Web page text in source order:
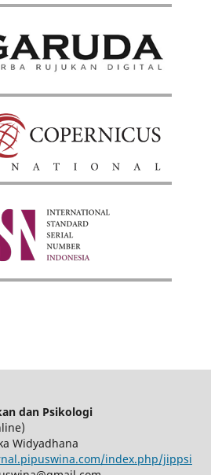
dan Psikologi
Widyadhana
index.php/jippsi